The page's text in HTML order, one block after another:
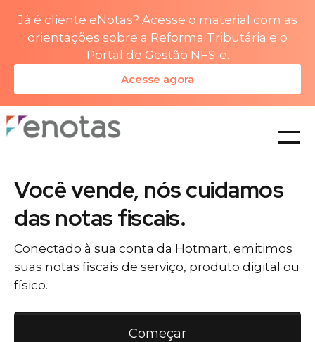
Já é cliente eNotas? Acesse o material com as
orientações sobre a Reforma Tributária e o
Portal de Gestão NFS-e.
Acesse agora
planos
Você vende, nós cuidamos
das notas fiscais.
Conectado à sua conta da Hotmart, emitimos
suas notas fiscais de serviço, produto digital ou
físico.
Começar